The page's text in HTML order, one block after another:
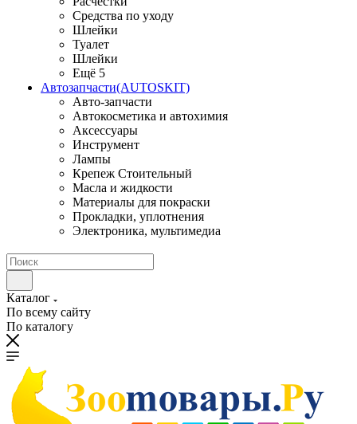
Средства по уходу
Шлейки
Туалет
Шлейки
Ещё 5
Автозапчасти(AUTOSKIT)
Авто-запчасти
Автокосметика и автохимия
Аксессуары
Инструмент
Лампы
Крепеж Стоительный
Масла и жидкости
Материалы для покраски
Прокладки, уплотнения
Электроника, мультимедиа
Каталог
По всему сайту
По каталогу